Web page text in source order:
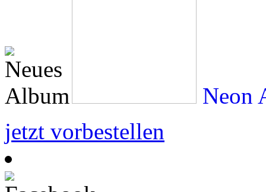
Neon
jetzt vorbestellen